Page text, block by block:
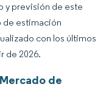
y previsión de este
de estimación
con los últimos
de 2026.
de